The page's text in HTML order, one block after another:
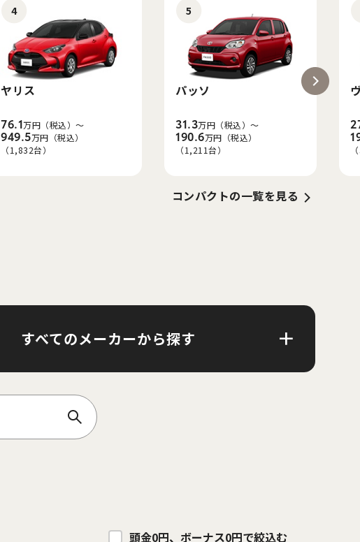
4
ヤリス
76.1万円（税込）～
949.5万円（税込）
（1,832台）
5
パッソ
31.3万円（税込）～
190.6万円（税込）
（1,211台）
コンパクトの一覧を見る
すべてのメーカーから探す
頭金0円、ボーナス0円で絞込む